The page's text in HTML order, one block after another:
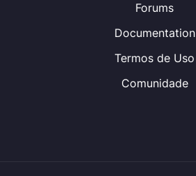
Forums
Documentation
Termos de Uso
Comunidade